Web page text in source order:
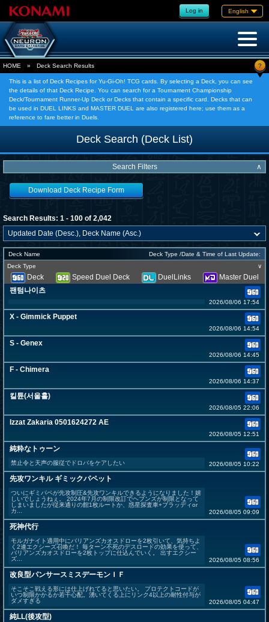
Log in English
HOME » Deck Search Results ?
This is a list of Deck Recipes for Yu-Gi-Oh! TCG cards. By selecting a Deck, you can see
the details of that Deck Recipe. You can search for a Tournament Championship
Deck/Tournament Runner-Up Deck or Decks that contain a specific card. Decks that can
be used in DUEL LINKS and MASTER DUEL are also registered here; use them as a
reference to fare better in Duels.
Deck Search (Deck List)
Search Filters ∧
Download Deck Recipe Form
Search Results: 1 - 100 of 2,042
Deck Name
Deck Type /Date & Time of Last Update:
Deck Type
∨
Deck Speed Duel Deck DuelLinks
Master Duel
팬텀나이츠
2026/08/06 17:54
X - Gimmick Puppet
2026/08/06 14:54
S - Genex
2026/08/06 14:45
F - Chimera
2026/08/06 14:37
킬튠(서울홀)
2026/08/05 22:06
Izzat Zakaria 0501624272 AE
2026/08/05 12:51
純粋なトゥーン
禁止令と天声の服従でドロバをケアしたい 2026/08/05 10:22
先攻ワンキル ギミックパペット
ついにギミパペが先攻制圧&先攻ワンキルできるようになりました！嬉
しいでしょうねぇ。 2024年7月の制限改訂でヘブンズが制限となって
しまいましたが従来通りの館1枚ルートか、惑星探査車+ブラッディor
カ...
2026/08/05 09:09
死神代行
モルガナイト適用中にバリアンズカオスドローを2枚引いて、気持ちよ
く2連エクシーズ召喚だ！ 毎ターン不死のデスロードの効果を使って、
バリアンズカオスドローを2枚トップに仕込んでいく。 出すエクシー
ズ...
2026/08/05 08:56
改良型パンサースミスデーモンＩＦ
そこそこ戦える形には仕上げれてると思いたい。 プロテクトコードが
いつ制限かかるか若干心配。湧いてくる上にリンク4以上の耐性付与が
ダメすぎる
2026/08/05 04:47
純LL(後攻型)